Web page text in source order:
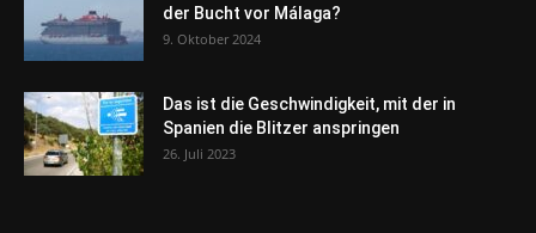
der Bucht vor Málaga?
9. Oktober 2024
Das ist die Geschwindigkeit, mit der in
Spanien die Blitzer anspringen
26. Juli 2023